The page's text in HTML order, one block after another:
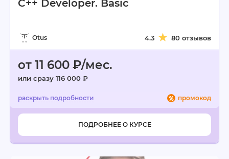
C++ Developer. Basic
Otus 4.3 80 отзывов
от 11 600 ₽/мес.
или сразу 116 000 ₽
промокод
ПОДРОБНЕЕ О КУРСЕ